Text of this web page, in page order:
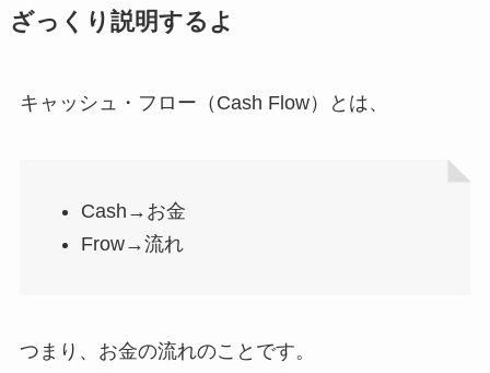
ざっくり説明するよ
キャッシュ・フロー（Cash Flow）とは、
Cash→お金
Frow→流れ
つまり、 お金の流れのこと です。